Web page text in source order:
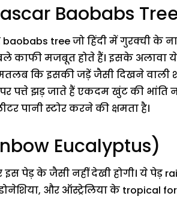
Baobabs
tree जो हिंदी में गुरक्ची के
काफी मजबूत होते हैं। इसके अलावा ये
कि इसकी जड़ें जैसी दिखने वाली
पत्ते झड़ जाते हैं एकदम खुंट की
पानी स्टोर करने की क्षमता है।
Eucalyptus)
इस पेड़ के जैसी नहीं देखी होगी। ये
और ऑस्ट्रेलिया के tropical